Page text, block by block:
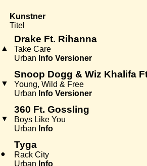
Kunstner
Titel
▲
Drake Ft. Rihanna
Take Care
Urban Info Versioner
▼
Snoop Dogg & Wiz Khalifa
Young, Wild & Free
Urban Info Versioner
▼
360 Ft. Gossling
Boys Like You
Urban Info
●
Tyga
Rack City
Urban Info